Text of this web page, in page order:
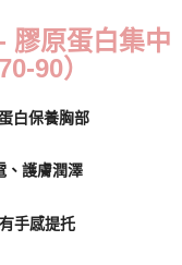
膠原蛋白集中
90）
白保養胸部
、護膚潤澤
手感提托